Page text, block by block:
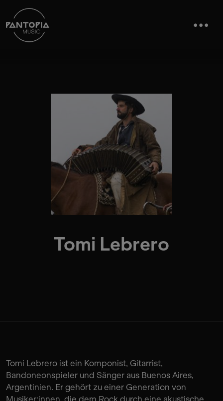
Tomi Lebrero
Tomi Lebrero ist ein Komponist, Gitarrist,
Bandoneonspieler und Sänger aus Buenos Aires,
Argentinien. Er gehört zu einer Generation von
Musiker:innen, die dem Rock durch eine akustische